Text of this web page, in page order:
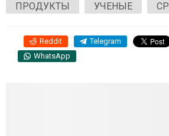
ПРОДУКТЫ
УЧЕНЫЕ
Reddit Telegram
WhatsApp